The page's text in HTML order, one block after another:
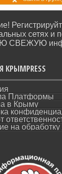
сетях и
СВЕЖУЮ
КРЫМPRESS
Платформы
в Крыму
на